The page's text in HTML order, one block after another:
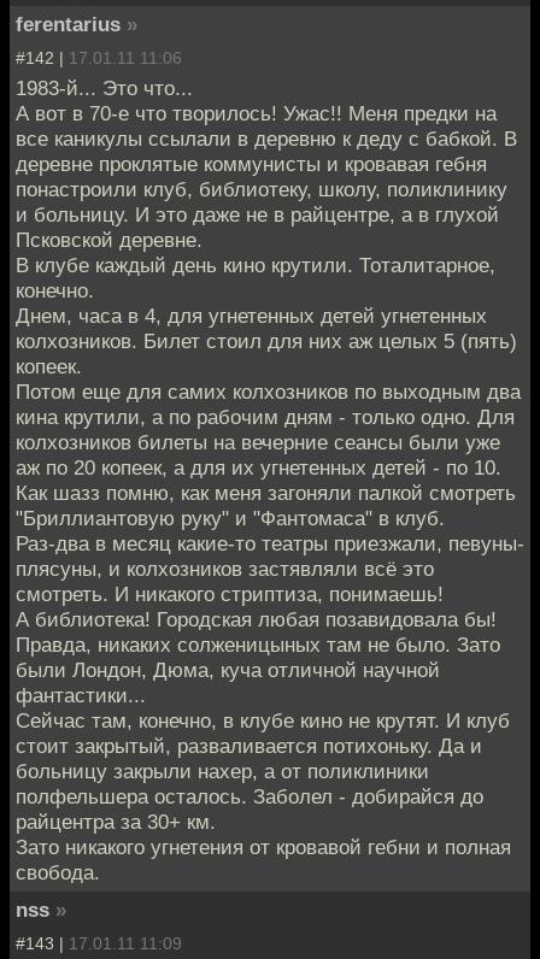
ferentarius »
#142 | 17.01.11 11:06
1983-й... Это что...
А вот в 70-е что творилось! Ужас!! Меня предки на
все каникулы ссылали в деревню к деду с бабкой. В
деревне проклятые коммунисты и кровавая гебня
понастроили клуб, библиотеку, школу, поликлинику
и больницу. И это даже не в райцентре, а в глухой
Псковской деревне.
В клубе каждый день кино крутили. Тоталитарное,
конечно.
Днем, часа в 4, для угнетенных детей угнетенных
колхозников. Билет стоил для них аж целых 5 (пять)
копеек.
Потом еще для самих колхозников по выходным два
кина крутили, а по рабочим дням - только одно. Для
колхозников билеты на вечерние сеансы были уже
аж по 20 копеек, а для их угнетенных детей - по 10.
Как шазз помню, как меня загоняли палкой смотреть
"Бриллиантовую руку" и "Фантомаса" в клуб.
Раз-два в месяц какие-то театры приезжали, певуны-
плясуны, и колхозников застявляли всё это
смотреть. И никакого стриптиза, понимаешь!
А библиотека! Городская любая позавидовала бы!
Правда, никаких солженицыных там не было. Зато
были Лондон, Дюма, куча отличной научной
фантастики...
Сейчас там, конечно, в клубе кино не крутят. И клуб
стоит закрытый, разваливается потихоньку. Да и
больницу закрыли нахер, а от поликлиники
полфельшера осталось. Заболел - добирайся до
райцентра за 30+ км.
Зато никакого угнетения от кровавой гебни и полная
свобода.
nss »
#143 | 17.01.11 11:09